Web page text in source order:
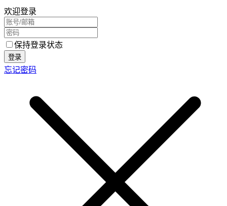
欢迎登录
保持登录状态
登录
忘记密码